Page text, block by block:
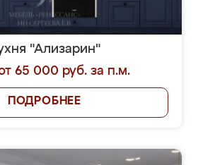
"Ализарин"
65 000 руб. за п.м.
ПОДРОБНЕЕ